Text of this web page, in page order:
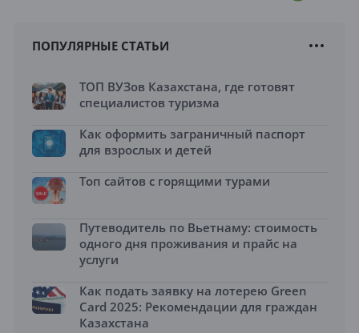
ПОПУЛЯРНЫЕ СТАТЬИ
ТОП ВУЗов Казахстана, где готовят
специалистов туризма
Как оформить заграничный паспорт
для взрослых и детей
Топ сайтов с горящими турами
Путеводитель по Вьетнаму: стоимость
одного дня проживания и прайс на
услуги
Как подать заявку на лотерею Green
Card 2025: Рекомендации для граждан
Казахстана